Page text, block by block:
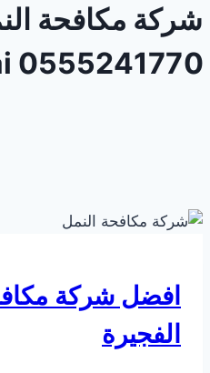
شركة مكافحة
0555241770 Sharja Dubai
افضل شركة
الفجيرة